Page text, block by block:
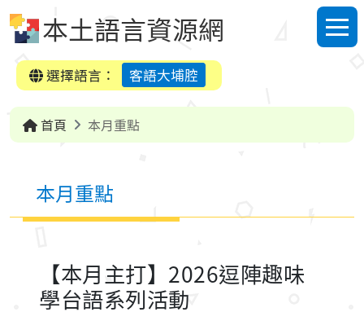
本土語言資源網
選單
選擇語言：
客語大埔腔
首頁 本月重點
本月重點
【本月主打】2026逗陣趣味
學台語系列活動